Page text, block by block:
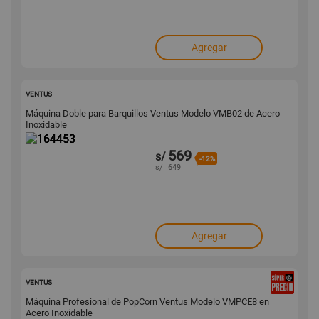
Agregar
VENTUS
Máquina Doble para Barquillos Ventus Modelo VMB02 de Acero
Inoxidable
s/ 569 -12%
s/ 649
Agregar
VENTUS
Máquina Profesional de PopCorn Ventus Modelo VMPCE8 en
Acero Inoxidable